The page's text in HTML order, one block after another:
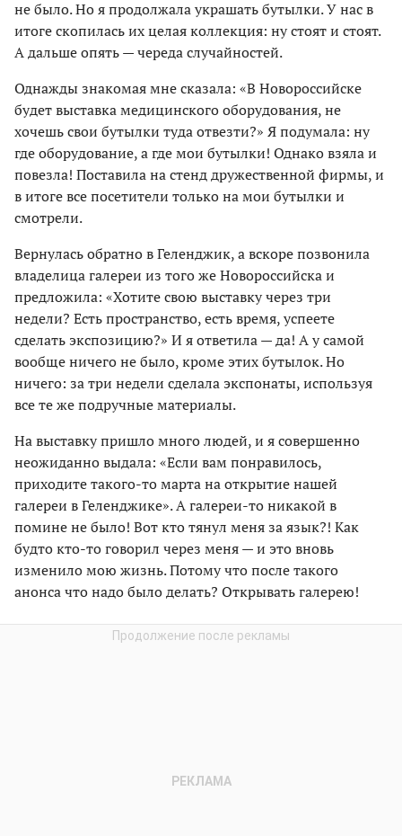
не было. Но я продолжала украшать бутылки. У нас в
итоге скопилась их целая коллекция: ну стоят и стоят.
А дальше опять — череда случайностей.
Однажды знакомая мне сказала: «В Новороссийске
будет выставка медицинского оборудования, не
хочешь свои бутылки туда отвезти?» Я подумала: ну
где оборудование, а где мои бутылки! Однако взяла и
повезла! Поставила на стенд дружественной фирмы, и
в итоге все посетители только на мои бутылки и
смотрели.
Вернулась обратно в Геленджик, а вскоре позвонила
владелица галереи из того же Новороссийска и
предложила: «Хотите свою выставку через три
недели? Есть пространство, есть время, успеете
сделать экспозицию?» И я ответила — да! А у самой
вообще ничего не было, кроме этих бутылок. Но
ничего: за три недели сделала экспонаты, используя
все те же подручные материалы.
На выставку пришло много людей, и я совершенно
неожиданно выдала: «Если вам понравилось,
приходите такого-то марта на открытие нашей
галереи в Геленджике». А галереи-то никакой в
помине не было! Вот кто тянул меня за язык?! Как
будто кто-то говорил через меня — и это вновь
изменило мою жизнь. Потому что после такого
анонса что надо было делать? Открывать галерею!